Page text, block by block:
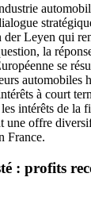
Leyen qui
la
se
automobiles
à court
intérêts de la
une offre
France.
: profits